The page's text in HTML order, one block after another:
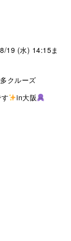
19 (水) 14:15ま
クルーズ
in大阪